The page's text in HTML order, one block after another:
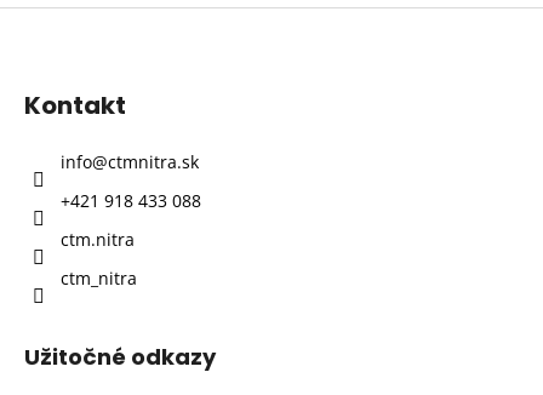
Z
Kontakt
info@ctmnitra.sk
+421 918 433 088
ctm.nitra
ctm_nitra
Užitočné odkazy